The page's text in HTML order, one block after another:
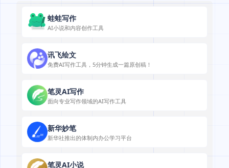
蛙蛙写作
AI小说和内容创作工具
讯飞绘文
免费AI写作工具，5分钟生成一篇原创稿！
笔灵AI写作
面向专业写作领域的AI写作工具
新华妙笔
新华社推出的体制内办公学习平台
笔灵AI小说